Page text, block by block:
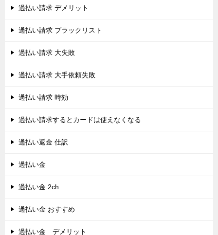
過払い請求 デメリット
過払い請求 ブラックリスト
過払い請求 大失敗
過払い請求 大手依頼失敗
過払い請求 時効
過払い請求するとカードは使えなくなる
過払い返金 仕訳
過払い金
過払い金 2ch
過払い金 おすすめ
過払い金 デメリット